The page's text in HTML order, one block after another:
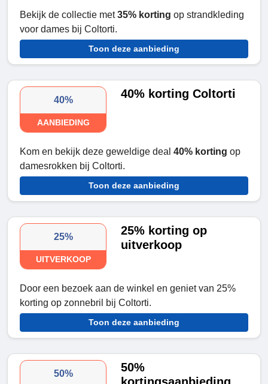
Bekijk de collectie met35% korting op strandkleding
voor dames bij Coltorti.
Toon deze aanbieding
40%
AANBIEDING
40% korting Coltorti
Kom en bekijk deze geweldige deal 40% korting op
damesrokken bij Coltorti.
Toon deze aanbieding
25%
UITVERKOOP
25% korting op
uitverkoop
Door een bezoek aan de winkel en geniet van 25%
korting op zonnebril bij Coltorti.
Toon deze aanbieding
50%
50%